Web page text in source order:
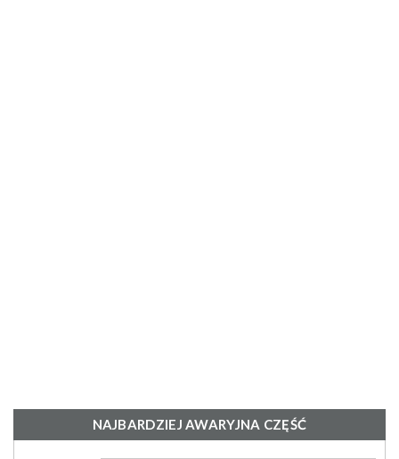
NAJBARDZIEJ AWARYJNA CZĘŚĆ